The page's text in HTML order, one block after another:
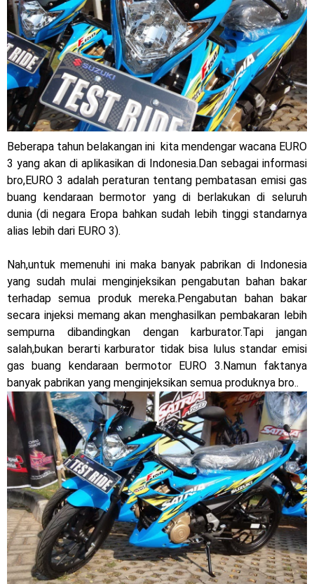
Warna Baru X-Ride 125 Tampil Tangguh dan Fresh Siap
Jelajah Petualangan Tanpa Batas
Yamalube Power XP Matic resmi dirilis untuk skutik Blue
Core 125cc dengan mobilitas tinggi
Yamaha Indonesia Rilis Warna Baru Fazzio Hybrid yang lebih
Eye Catchy & Kece Abis
Sudah pakai diskbrake belakang ! Yamaha Indonesia Resmi
perkenalkan Aerox Alpha 155 Turbo !
Yamaha Nmax Turbo 155 sudah lahir, Aerox Turbo hanya
Honda Indonesia resmi jual New CBR 1000RR-R Fireblade
2025, harganya mantap !
Dukung MotoGP Mandalika 2024, AHM serahkan 10 unit
motor listrik EM1 e
Yamaha Indonesia resmi luncurkan Nmax 155 Turbo
Sudah pakai winglet Karbon, Yamaha resmi merilis YZF-R1
dan YZF-R1M model 2025 !
Begini penampakan livery Kawasaki Ninja ZX-25RR KRT
Edition 2025
Berkenalan dengan KTM 990 RC R, jagoan baru dari KTM !
Yamaha Rilis New R15M versi 2024, makin sangar !
Beberapa tahun belakangan ini kita mendengar wacana EURO
3 yang akan di aplikasikan di Indonesia.Dan sebagai informasi
bro,EURO 3 adalah peraturan tentang pembatasan emisi gas
buang kendaraan bermotor yang di berlakukan di seluruh
dunia (di negara Eropa bahkan sudah lebih tinggi standarnya
alias lebih dari EURO 3).
Nah,untuk memenuhi ini maka banyak pabrikan di Indonesia
yang sudah mulai menginjeksikan pengabutan bahan bakar
terhadap semua produk mereka.Pengabutan bahan bakar
secara injeksi memang akan menghasilkan pembakaran lebih
sempurna dibandingkan dengan karburator.Tapi jangan
salah,bukan berarti karburator tidak bisa lulus standar emisi
gas buang kendaraan bermotor EURO 3.Namun faktanya
banyak pabrikan yang menginjeksikan semua produknya bro..